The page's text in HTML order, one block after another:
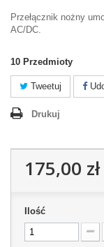
Przełącznik nożny
AC/DC.
10 Przedmioty
Tweetuj
Drukuj
175,00 zł
Ilość